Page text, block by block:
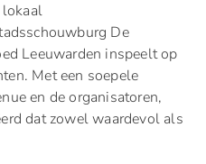
De
Leeuwarden inspeelt op
Met een soepele
en de organisatoren,
dat zowel waardevol als